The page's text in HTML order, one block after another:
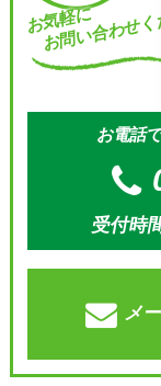
お気軽に
お問い合わせ
お電話
受付時
メ